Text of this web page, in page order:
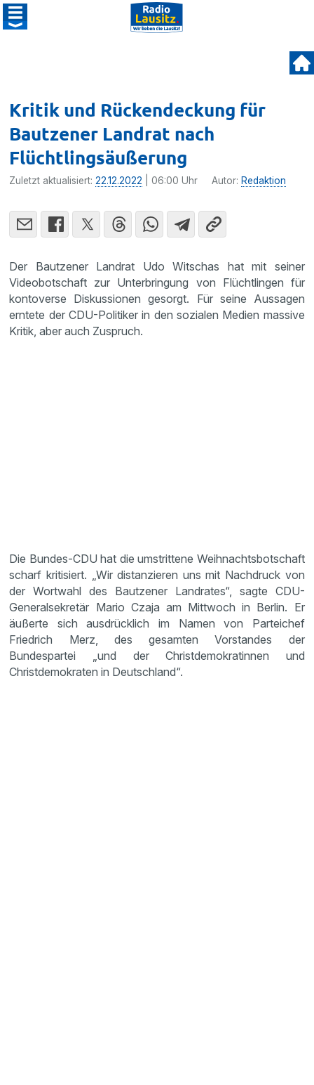
Kritik und Rückendeckung für
Bautzener Landrat nach
Flüchtlingsäußerung
Zuletzt aktualisiert:22.12.2022 | 06:00 Uhr Autor: Redaktion
Der Bautzener Landrat Udo Witschas hat mit seiner
Videobotschaft zur Unterbringung von Flüchtlingen für
kontoverse Diskussionen gesorgt. Für seine Aussagen
erntete der CDU-Politiker in den sozialen Medien massive
Kritik, aber auch Zuspruch.
Die Bundes-CDU hat die umstrittene Weihnachtsbotschaft
scharf kritisiert. „Wir distanzieren uns mit Nachdruck von
der Wortwahl des Bautzener Landrates“, sagte CDU-
Generalsekretär Mario Czaja am Mittwoch in Berlin. Er
äußerte sich ausdrücklich im Namen von Parteichef
Friedrich Merz, des gesamten Vorstandes der
Bundespartei „und der Christdemokratinnen und
Christdemokraten in Deutschland“.